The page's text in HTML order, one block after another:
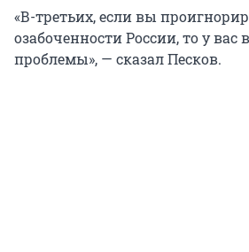
«В-третьих, если вы
озабоченности России, то у вас
проблемы», — сказал Песков.